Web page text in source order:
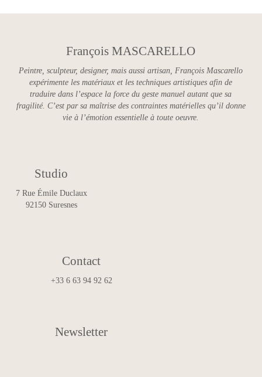
François MASCARELLO
Peintre, sculpteur, designer, mais aussi artisan, François Mascarello
expérimente les matériaux et les techniques artistiques afin de
traduire dans l’espace la force du geste manuel autant que sa
fragilité. C’est par sa maîtrise des contraintes matérielles qu’il donne
vie à l’émotion essentielle à toute oeuvre.
Studio
7 Rue Émile Duclaux
92150 Suresnes
Contact
+33 6 63 94 92 62
Newsletter